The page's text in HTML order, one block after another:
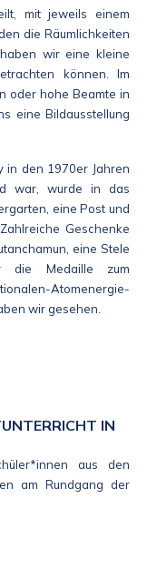
mit jeweils einem
die Räumlichkeiten
wir eine kleine
können. Im
oder hohe Beamte in
eine Bildausstellung
in den 1970er Jahren
war, wurde in das
eine Post und
Geschenke
eine Stele
die Medaille zum
Atomenergie-
wir gesehen.
IN
aus den
am Rundgang der